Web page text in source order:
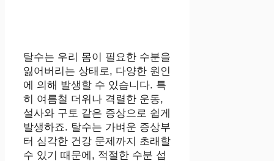
탈수는 우리 몸이 필요한 수분을
잃어버리는 상태로, 다양한 원인
에 의해 발생할 수 있습니다. 특
히 여름철 더위나 격렬한 운동,
설사와 구토 같은 증상으로 쉽게
발생하죠. 탈수는 가벼운 증상부
터 심각한 건강 문제까지 초래할
수 있기 때문에, 적절한 수분 섭